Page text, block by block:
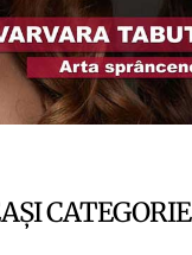
CATEGORIE